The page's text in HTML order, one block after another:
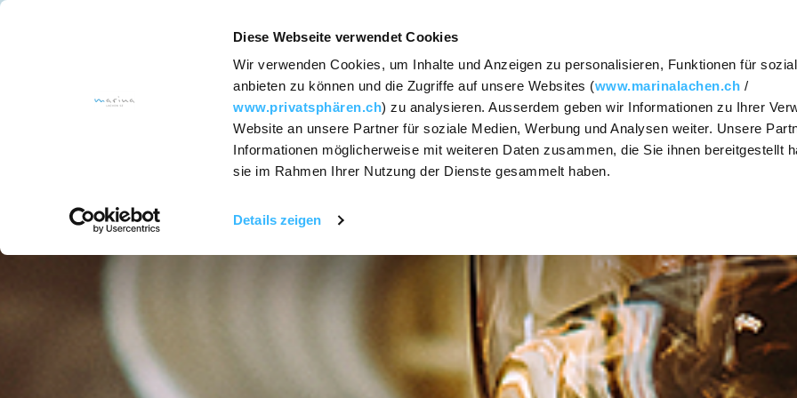
Diese Webseite verwendet Cookies
Wir verwenden Cookies, um Inhalte und Anzeigen zu personalisieren, Funktionen für
anbieten zu können und die Zugriffe auf unsere Websites (www.marinalachen.ch /
www.privatsphären.ch) zu analysieren. Ausserdem geben wir Informationen zu Ihrer
Website an unsere Partner für soziale Medien, Werbung und Analysen weiter. Unsere
Informationen möglicherweise mit weiteren Daten zusammen, die Sie ihnen bereitgestellt
sie im Rahmen Ihrer Nutzung der Dienste gesammelt haben.
Details zeigen
SHOW / HIDE
SUBNAVIGATION
Zimmer und
Hotel-Packages
SapoCycle
ESSEN & TRINKEN
SHOW / HIDE
SUBNAVIGATION
The Steakhouse
Osteria Vista
Take-Out
Gruppenangebote
OX Asian Cuisine
PrivatSphären
SHOW / HIDE
SUBNAVIGATION
Seminaranfrage
Kulinarische
Vielfalt
Aktivitäten
Catering